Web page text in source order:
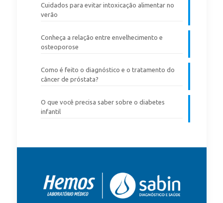
Cuidados para evitar intoxicação alimentar no
verão
Conheça a relação entre envelhecimento e
osteoporose
Como é feito o diagnóstico e o tratamento do
câncer de próstata?
O que você precisa saber sobre o diabetes
infantil